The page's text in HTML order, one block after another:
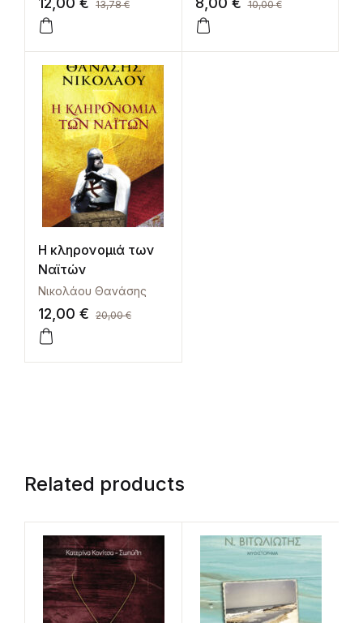
13,78€ 10,00€
Η κληρονομιά των
Ναϊτών
Νικολάου Θανάσης
12,00 € 20,00€
Related products